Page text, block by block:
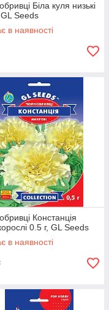
Біла куля низькі
GL Seeds
в наявності
Констанція
0.5 г, GL Seeds
в наявності